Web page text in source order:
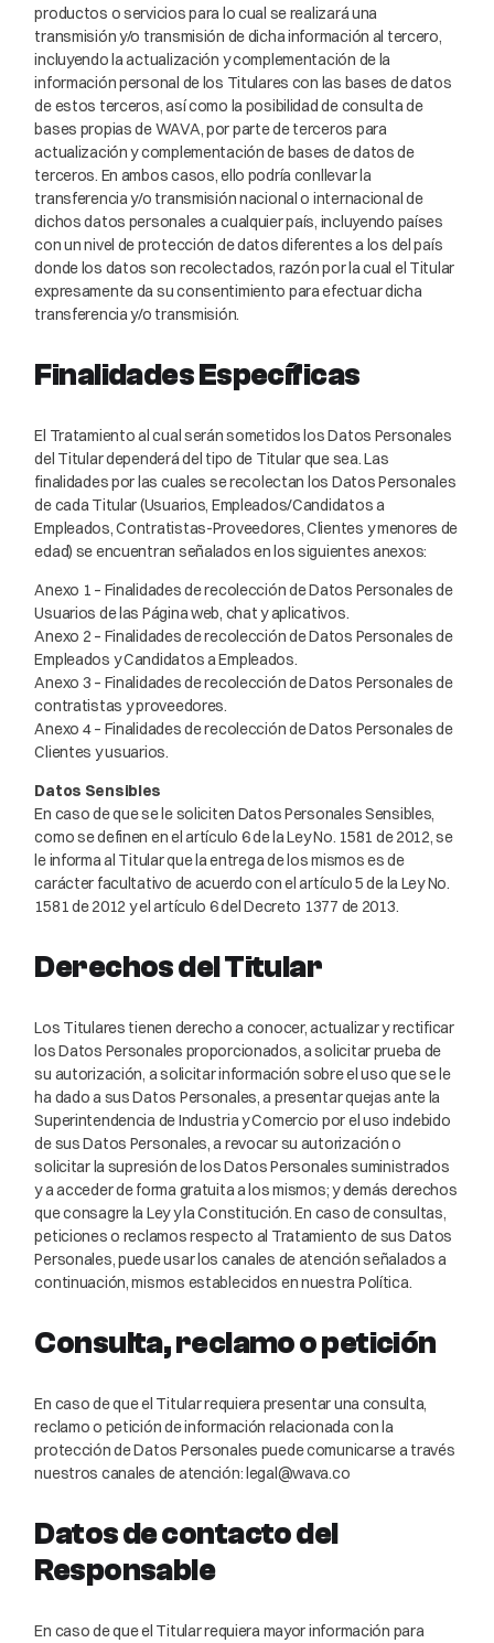
productos o servicios para lo cual se realizará una
transmisión y/o transmisión de dicha información al tercero,
incluyendo la actualización y complementación de la
información personal de los Titulares con las bases de datos
de estos terceros, así como la posibilidad de consulta de
bases propias de WAVA, por parte de terceros para
actualización y complementación de bases de datos de
terceros. En ambos casos, ello podría conllevar la
transferencia y/o transmisión nacional o internacional de
dichos datos personales a cualquier país, incluyendo países
con un nivel de protección de datos diferentes a los del país
donde los datos son recolectados, razón por la cual el Titular
expresamente da su consentimiento para efectuar dicha
transferencia y/o transmisión.
Finalidades Específicas
El Tratamiento al cual serán sometidos los Datos Personales
del Titular dependerá del tipo de Titular que sea. Las
finalidades por las cuales se recolectan los Datos Personales
de cada Titular (Usuarios, Empleados/Candidatos a
Empleados, Contratistas-Proveedores, Clientes y menores de
edad) se encuentran señalados en los siguientes anexos:
Anexo 1 – Finalidades de recolección de Datos Personales de
Usuarios de las Página web, chat y aplicativos.
Anexo 2 – Finalidades de recolección de Datos Personales de
Empleados y Candidatos a Empleados.
Anexo 3 – Finalidades de recolección de Datos Personales de
contratistas y proveedores.
Anexo 4 – Finalidades de recolección de Datos Personales de
Clientes y usuarios.
Datos Sensibles
En caso de que se le soliciten Datos Personales Sensibles,
como se definen en el artículo 6 de la Ley No. 1581 de 2012, se
le informa al Titular que la entrega de los mismos es de
carácter facultativo de acuerdo con el artículo 5 de la Ley No.
1581 de 2012 y el artículo 6 del Decreto 1377 de 2013.
Derechos del Titular
Los Titulares tienen derecho a conocer, actualizar y rectificar
los Datos Personales proporcionados, a solicitar prueba de
su autorización, a solicitar información sobre el uso que se le
ha dado a sus Datos Personales, a presentar quejas ante la
Superintendencia de Industria y Comercio por el uso indebido
de sus Datos Personales, a revocar su autorización o
solicitar la supresión de los Datos Personales suministrados
y a acceder de forma gratuita a los mismos; y demás derechos
que consagre la Ley y la Constitución. En caso de consultas,
peticiones o reclamos respecto al Tratamiento de sus Datos
Personales, puede usar los canales de atención señalados a
continuación, mismos establecidos en nuestra Política.
Consulta, reclamo o petición
En caso de que el Titular requiera presentar una consulta,
reclamo o petición de información relacionada con la
protección de Datos Personales puede comunicarse a través
nuestros canales de atención: legal@wava.co
Datos de contacto del
Responsable
En caso de que el Titular requiera mayor información para